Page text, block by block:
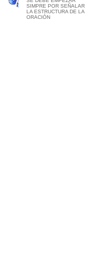
SIMPRE POR SEÑALAR
LA ESTRUCTURA DE LA
ORACIÓN